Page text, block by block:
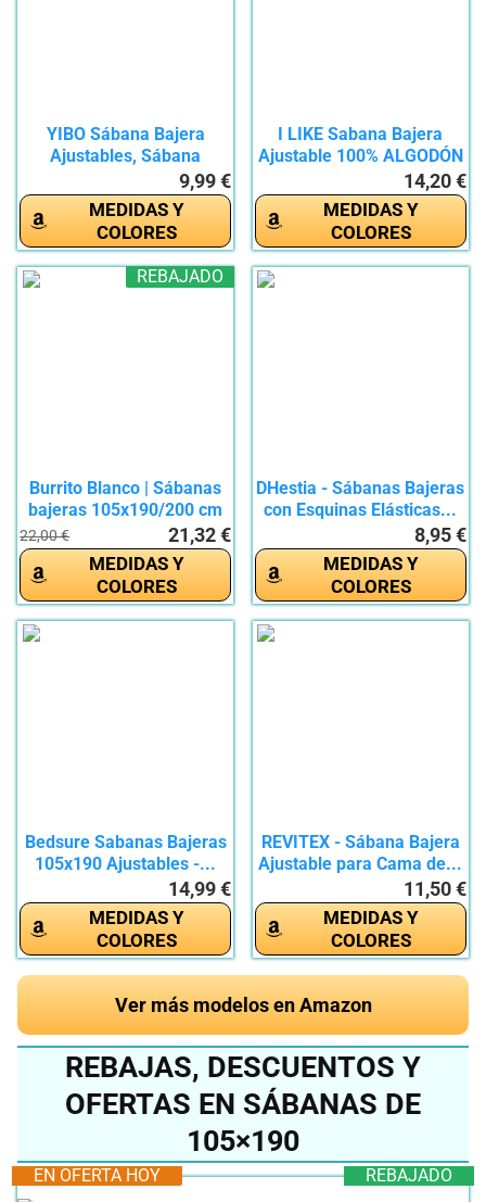
YIBO Sábana Bajera
Ajustables, Sábana
9,99 €
MEDIDAS Y
COLORES
I LIKE Sabana Bajera
Ajustable 100% ALGODÓN
14,20 €
MEDIDAS Y
COLORES
REBAJADO
Burrito Blanco | Sábanas
bajeras 105x190/200 cm
22,00 € 21,32 €
MEDIDAS Y
COLORES
DHestia - Sábanas Bajeras
con Esquinas Elásticas...
8,95 €
MEDIDAS Y
COLORES
Bedsure Sabanas Bajeras
105x190 Ajustables -...
14,99 €
MEDIDAS Y
COLORES
REVITEX - Sábana Bajera
Ajustable para Cama de...
11,50 €
MEDIDAS Y
COLORES
Ver más modelos en Amazon
REBAJAS, DESCUENTOS Y
OFERTAS EN SÁBANAS DE
105×190
REBAJADO
EN OFERTA HOY